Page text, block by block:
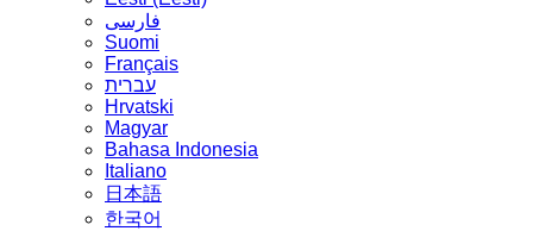
فارسی
Suomi
Français
עברית
Hrvatski
Magyar
Bahasa Indonesia
Italiano
日本語
한국어